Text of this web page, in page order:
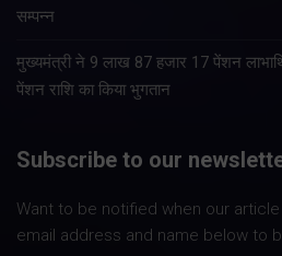
सम्पन्न
मुख्यमंत्री ने 9 लाख 87 हजार 17 पेंशन
पेंशन राशि का किया भुगतान
Subscribe to our
Want to be notified when our
email address and name below to